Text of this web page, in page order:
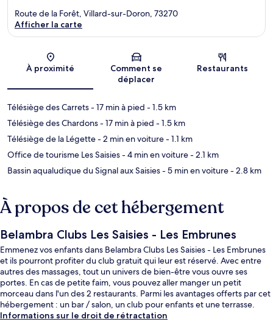
Carte
Route de la Forêt, Villard-sur-Doron, 73270
Afficher la carte
À proximité
Comment se
déplacer
Restaurants
Télésiège des Carrets- 17 min à pied - 1.5 km
Télésiège des Chardons- 17 min à pied - 1.5 km
Télésiège de la Légette- 2 min en voiture- 1.1 km
Office de tourisme Les Saisies- 4 min en voiture- 2.1 km
Bassin aqualudique du Signal aux Saisies- 5 min en voiture- 2.8 km
À propos de cet hébergement
Belambra Clubs Les Saisies - Les Embrunes
Emmenez vos enfants dans Belambra Clubs Les Saisies - Les Embrunes
et ils pourront profiter du club gratuit qui leur est réservé. Avec entre
autres des massages, tout un univers de bien-être vous ouvre ses
portes. En cas de petite faim, vous pouvez aller manger un petit
morceau dans l'un des 2 restaurants. Parmi les avantages offerts par cet
hébergement : un bar / salon, un club pour enfants et une terrasse.
Informations sur le droit de rétractation